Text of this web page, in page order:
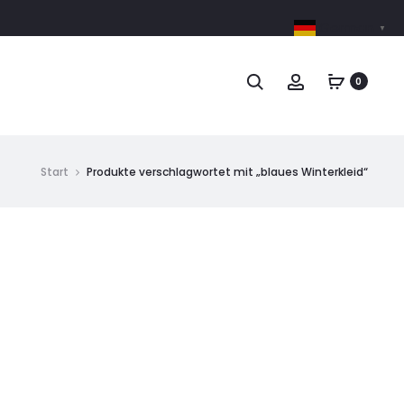
0
Start Produkte verschlagwortet mit „blaues Winterkleid“
▼